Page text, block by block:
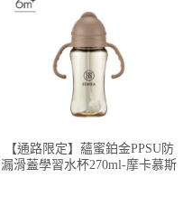
【通路限定】蘊蜜鉑金PPSU防
漏滑蓋學習水杯270ml-摩卡慕斯